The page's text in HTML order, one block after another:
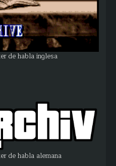
de habla inglesa
de habla alemana